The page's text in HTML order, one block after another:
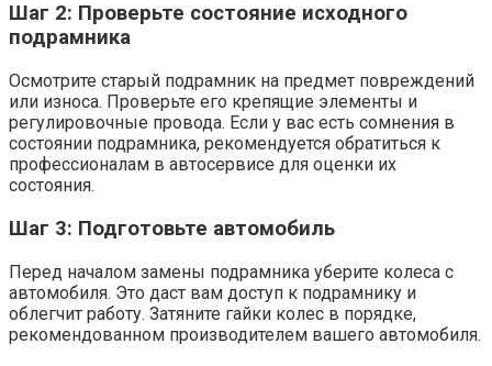
Шаг 2: Проверьте состояние исходного
подрамника
Осмотрите старый подрамник на предмет повреждений
или износа. Проверьте его крепящие элементы и
регулировочные провода. Если у вас есть сомнения в
состоянии подрамника, рекомендуется обратиться к
профессионалам в автосервисе для оценки их
состояния.
Шаг 3: Подготовьте автомобиль
Перед началом замены подрамника уберите колеса с
автомобиля. Это даст вам доступ к подрамнику и
облегчит работу. Затяните гайки колес в порядке,
рекомендованном производителем вашего автомобиля.